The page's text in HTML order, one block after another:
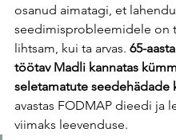
osanud aimatagi, et
seedimisprobleemidele on
lihtsam, kui ta arvas. 65-
töötav Madli kannatas
seletamatute seedehädade
avastas FODMAP dieedi ja
viimaks leevenduse.